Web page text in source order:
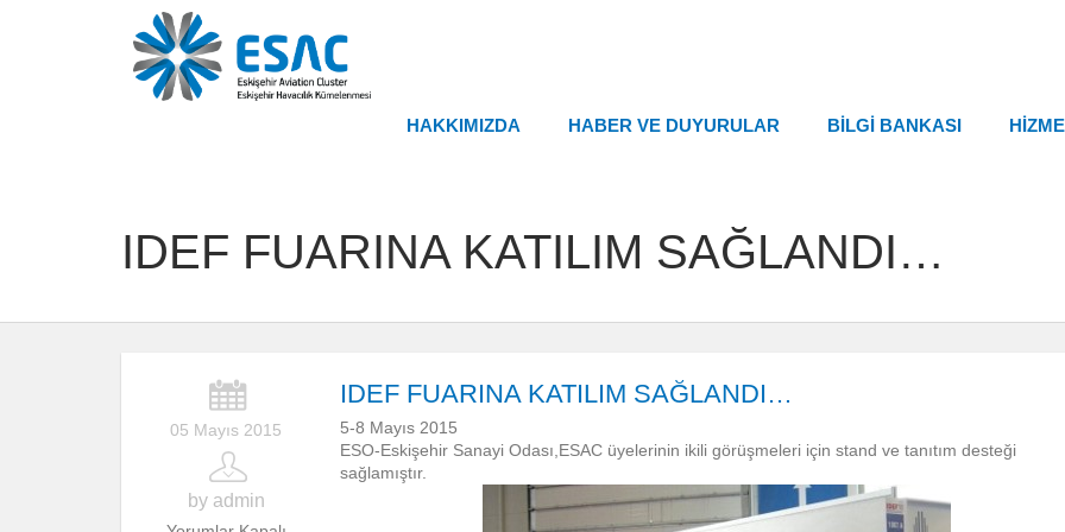
HAKKIMIZDA HABER VE DUYURULAR BİLGİ BANKASI
IDEF FUARINA KATILIM SAĞLANDI…
05 Mayıs 2015
by admin
IDEF FUARINA KATILIM SAĞLANDI…
5-8 Mayıs 2015
ESO-Eskişehir Sanayi Odası,ESAC üyelerinin ikili görüşmeleri için stand ve tanıtım desteği
sağlamıştır.